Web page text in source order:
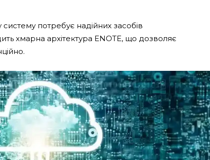
потребує надійних засобів
хмарна архітектура ENOTE, що дозволяє